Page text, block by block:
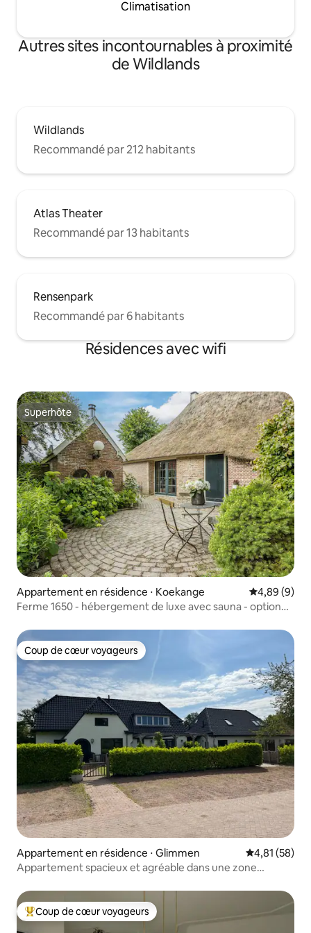
Climatisation
Autres sites incontournables à proximité
de Wildlands
Wildlands
Recommandé par 212 habitants
Atlas Theater
Recommandé par 13 habitants
Rensenpark
Recommandé par 6 habitants
Résidences avec wifi
Superhôte
Superhôte
Appartement en résidence ⋅ Koekange Évaluation
4,89 (9)
Ferme 1650 - hébergement de luxe avec sauna - option
Coup de cœur voyageurs
Coup de cœur voyageurs
Appartement en résidence ⋅ Glimmen Évaluation
4,81 (58)
Appartement spacieux et agréable dans une zone
Coups de cœur voyageurs les plus appréciés
Coup de cœur voyageurs